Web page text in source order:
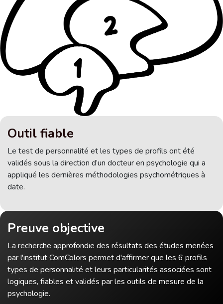
Outil fiable
Le test de personnalité et les types de profils ont été
validés sous la direction d’un docteur en psychologie qui a
appliqué les dernières méthodologies psychométriques à
date.
Preuve objective
La recherche approfondie des résultats des études menées
par l'institut ComColors permet d'affirmer que les 6 profils
types de personnalité et leurs particularités associées sont
logiques, fiables et validés par les outils de mesure de la
psychologie.